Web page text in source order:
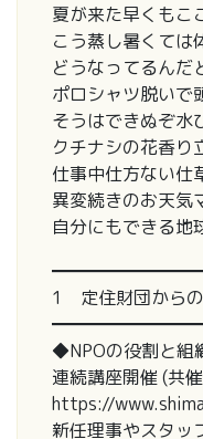
夏が来た早くもこ
こう蒸し暑くては
どうなってるんだ
ポロシャツ脱いで
そうはできぬぞ水
クチナシの花香り
仕事中仕方ない仕
異変続きのお天気
自分にもできる地
1 定住財団から
◆NPOの役割と組
連続講座開催 (共
https://
新任理事やスタッ